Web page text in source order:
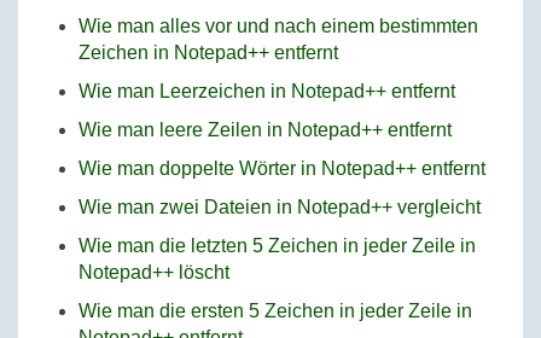
Wie man alles vor und nach einem bestimmten
Zeichen in Notepad++ entfernt
Wie man Leerzeichen in Notepad++ entfernt
Wie man leere Zeilen in Notepad++ entfernt
Wie man doppelte Wörter in Notepad++ entfernt
Wie man zwei Dateien in Notepad++ vergleicht
Wie man die letzten 5 Zeichen in jeder Zeile in
Notepad++ löscht
Wie man die ersten 5 Zeichen in jeder Zeile in